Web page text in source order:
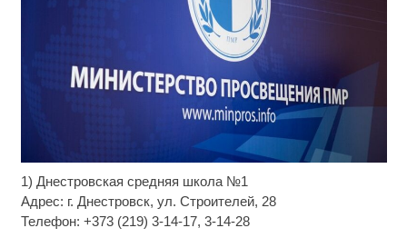
1) Днестровская средняя школа №1
Адрес: г. Днестровск, ул. Строителей, 28
Телефон: +373 (219) 3-14-17, 3-14-28
Скрытая камера на пляже Крыма: Что люди
вытворяют, когда их не видят...